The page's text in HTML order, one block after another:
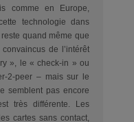
comme en Europe,
technologie dans
quand même que
de l’intérêt
», le « check-in » ou
2-peer – mais sur le
semblent pas encore
très différente. Les
cartes sans contact,